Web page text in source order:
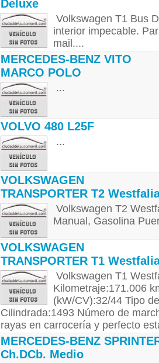
Deluxe
Volkswagen T1 Bus
interior impecable.
mail....
MERCEDES-BENZ VITO
MARCO POLO
...
VOLVO 480 L25F
...
VOLKSWAGEN
TRANSPORTER T2
Volkswagen T2
Manual, Gasolina
VOLKSWAGEN
TRANSPORTER T1
Volkswagen T1
Kilometraje:171.006
(kW/CV):32/44 Tipo
Cilindrada:1493 Número de
rayas en carrocería y perfecto
MERCEDES-BENZ
Ch.DCb. Medio